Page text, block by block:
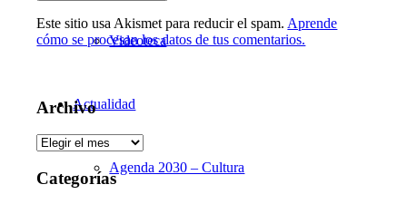
Videoteca
Actualidad
Agenda 2030 – Cultura
Este sitio usa Akismet para reducir el spam. Aprende
cómo se procesan los datos de tus comentarios.
Archivo
Archivo
Categorías